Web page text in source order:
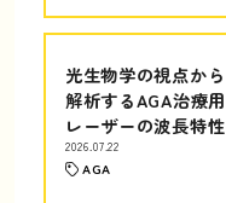
光生物学の視点から
解析するAGA治療用
レーザーの波長特性
2026.07.22
AGA